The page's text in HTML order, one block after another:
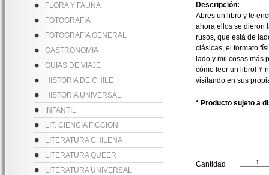
FLORA Y FAUNA
FOTOGRAFIA
FOTOGRAFIA GENERAL
GASTRONOMIA
GUIAS DE VIAJE
HISTORIA DE CHILE
HISTORIA UNIVERSAL
INFANTIL
LIT. CIENCIA FICCION
LITERATURA CHILENA
LITERATURA QUEER
LITERATURA UNIVERSAL
Descripción:
Abres un libro y te
ahora ellos se dieron
rusos, que está de
clásicas, el formato
lado y mil cosas más
cómo leer un libro! Y
visitando en sus
* Producto sujeto a
Cantidad